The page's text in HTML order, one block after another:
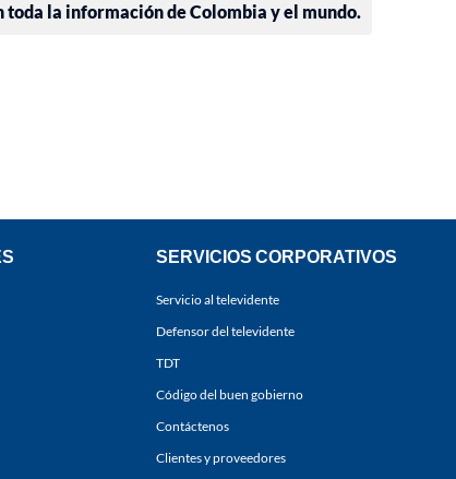
toda la información de Colombia y el mundo.
SERVICIOS CORPORATIVOS
Servicio al televidente
Defensor del televidente
TDT
Código del buen gobierno
Contáctenos
Clientes y proveedores